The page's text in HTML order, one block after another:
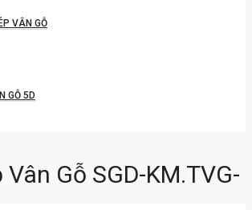
VÂN GỖ
GỖ 5D
Gỗ SGD-KM.TVG-